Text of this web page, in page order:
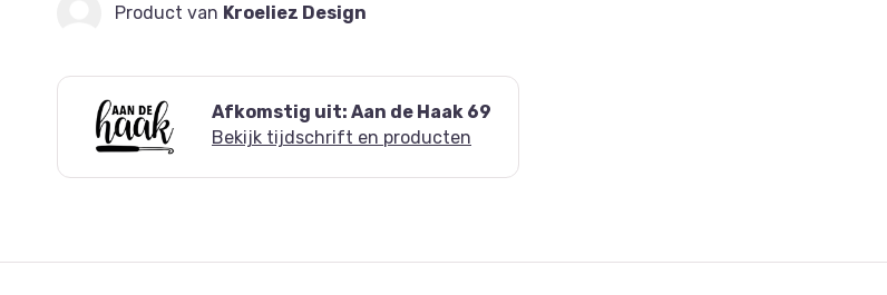
Product van Kroeliez Design
Afkomstig uit: Aan de Haak 69
Bekijk tijdschrift en producten